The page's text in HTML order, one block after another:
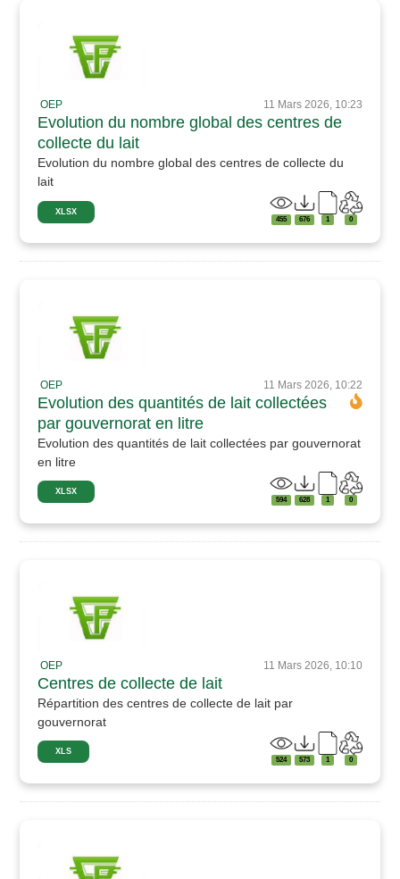
OEP 11 Mars 2026, 10:23
Evolution du nombre global des centres de
collecte du lait
Evolution du nombre global des centres de collecte du
lait
XLSX
455 676 1 0
OEP 11 Mars 2026, 10:22
Evolution des quantités de lait collectées
par gouvernorat en litre
Evolution des quantités de lait collectées par gouvernorat
en litre
XLSX
594 628 1 0
OEP 11 Mars 2026, 10:10
Centres de collecte de lait
Répartition des centres de collecte de lait par
gouvernorat
XLS
524 573 1 0